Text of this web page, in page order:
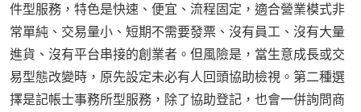
件型服務，特色是快速、便宜、流程固定，適合營業模式非
常單純、交易量小、短期不需要發票、沒有員工、沒有大量
進貨、沒有平台串接的創業者。但風險是，當生意成長或交
易型態改變時，原先設定未必有人回頭協助檢視。第二種選
擇是記帳士事務所型服務，除了協助登記，也會一併詢問商